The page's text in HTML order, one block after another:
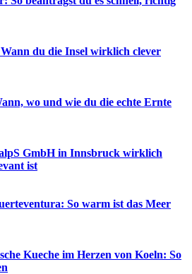
Wann du die Insel wirklich clever
wo und wie du die echte Ernte
GmbH in Innsbruck wirklich
ist
So warm ist das Meer
Kueche im Herzen von Koeln: So